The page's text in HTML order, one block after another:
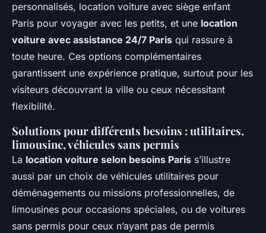
personnalisés, location voiture avec siège enfant
Paris pour voyager avec les petits, et une location
voiture avec assistance 24/7 Paris qui rassure à
toute heure. Ces options complémentaires
garantissent une expérience pratique, surtout pour les
visiteurs découvrant la ville ou ceux nécessitant
flexibilité.
Solutions pour différents besoins : utilitaires,
limousine, véhicules sans permis
La location voiture selon besoins Paris s’illustre
aussi par un choix de véhicules utilitaires pour
déménagements ou missions professionnelles, de
limousines pour occasions spéciales, ou de voitures
sans permis pour ceux n’ayant pas de permis